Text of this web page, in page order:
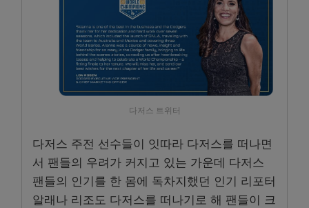
다저스 트위터
다저스 주전 선수들이 잇따라 다저스를 떠나면
서 팬들의 우려가 커지고 있는 가운데 다저스
팬들의 인기를 한 몸에 독차지했던 인기 리포터
알래나 리조도 다저스를 떠나기로 해 팬들이 크